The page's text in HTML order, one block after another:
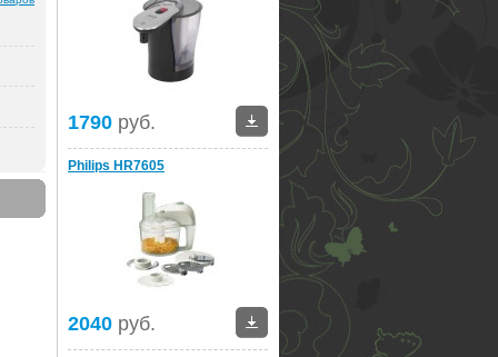
1790 руб.
Philips HR7605
2040 руб.